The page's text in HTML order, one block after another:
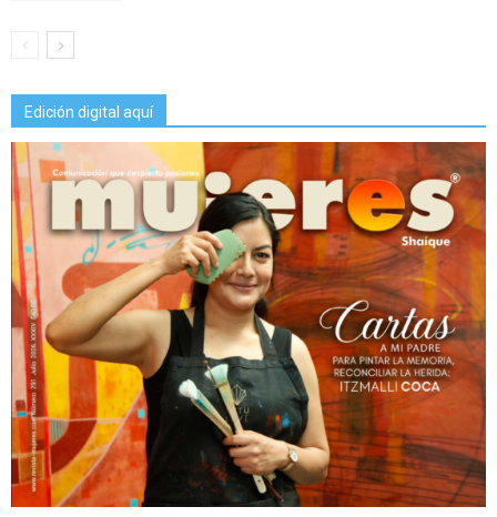
Edición digital aquí